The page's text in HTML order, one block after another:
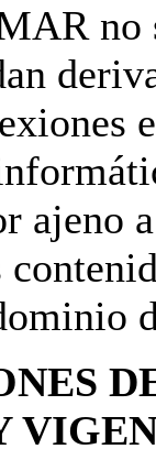
no
ajeno